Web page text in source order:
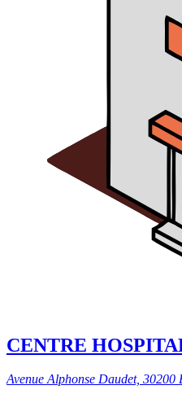
CENTRE
Avenue Alphonse Daudet,